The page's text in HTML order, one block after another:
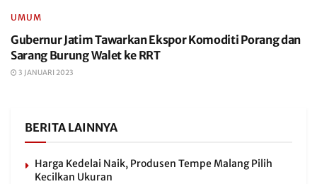
UMUM
Gubernur Jatim Tawarkan Ekspor Komoditi Porang dan
Sarang Burung Walet ke RRT
3 JANUARI 2023
BERITA LAINNYA
Harga Kedelai Naik, Produsen Tempe Malang Pilih
Kecilkan Ukuran